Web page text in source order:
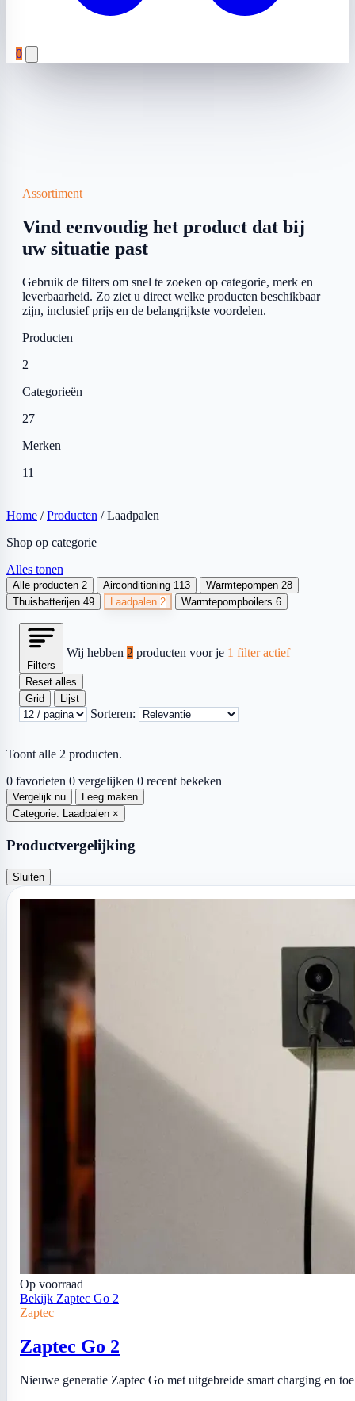
0
Assortiment
Vind eenvoudig het product dat bij
uw situatie past
Gebruik de filters om snel te zoeken op categorie, merk en
leverbaarheid. Zo ziet u direct welke producten beschikbaar
zijn, inclusief prijs en de belangrijkste voordelen.
Producten
2
Categorieën
27
Merken
11
Home / Producten / Laadpalen
Shop op categorie
Alles tonen
Alle producten 2 Airconditioning 113 Warmtepompen 28
Thuisbatterijen 49 Laadpalen 2 Warmtepompboilers 6
Filters
Wij hebben 2 producten voor je 1 filter actief
Reset alles
Grid
Lijst
Sorteren:
Toont alle 2 producten.
0 favorieten 0 vergelijken 0 recent bekeken
Vergelijk nu
Leeg maken
Categorie: Laadpalen ×
Productvergelijking
Sluiten
Op voorraad
Bekijk Zaptec Go 2
Zaptec
Zaptec Go 2
Nieuwe generatie Zaptec Go met uitgebreide smart charging en